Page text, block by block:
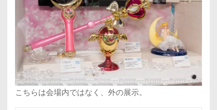
こちらは会場内ではなく、外の展示。